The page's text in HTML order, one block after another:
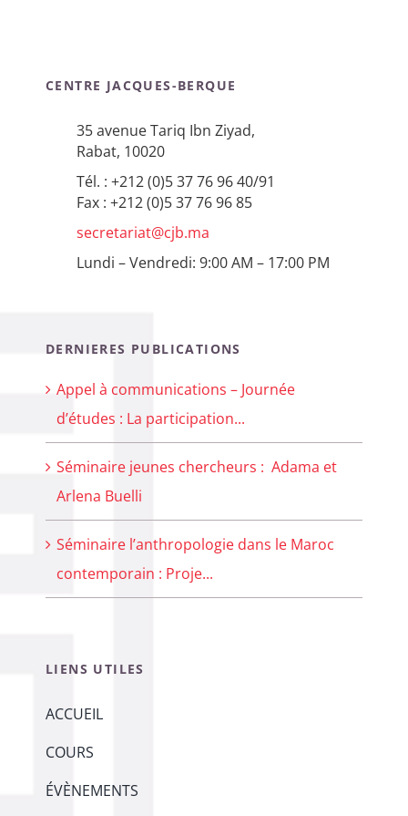
CENTRE JACQUES-BERQUE
35 avenue Tariq Ibn Ziyad,
Rabat, 10020
Tél. : +212 (0)5 37 76 96 40/91
Fax : +212 (0)5 37 76 96 85
secretariat@cjb.ma
Lundi – Vendredi: 9:00 AM – 17:00 PM
DERNIERES PUBLICATIONS
Appel à communications – Journée
d’études : La participation...
Séminaire jeunes chercheurs : Adama et
Arlena Buelli
Séminaire l’anthropologie dans le Maroc
contemporain : Proje...
LIENS UTILES
ACCUEIL
COURS
ÉVÈNEMENTS